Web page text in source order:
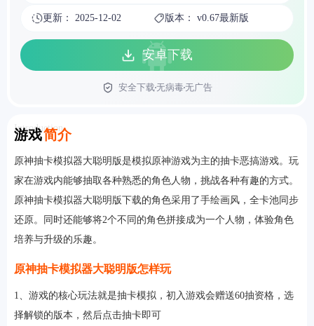
更新： 2025-12-02 版本： v0.67最新版
安卓下载
安全下载无病毒无广告
游戏简介
Introduction
原神抽卡模拟器大聪明版是模拟原神游戏为主的抽卡恶搞游戏。玩
家在游戏内能够抽取各种熟悉的角色人物，挑战各种有趣的方式。
原神抽卡模拟器大聪明版下载的角色采用了手绘画风，全卡池同步
还原。同时还能够将2个不同的角色拼接成为一个人物，体验角色
培养与升级的乐趣。
原神抽卡模拟器大聪明版怎样玩
1、游戏的核心玩法就是抽卡模拟，初入游戏会赠送60抽资格，选
择解锁的版本，然后点击抽卡即可